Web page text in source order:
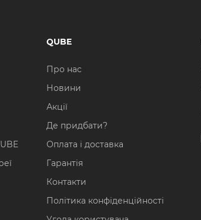
QUBE
Про нас
Новини
Акції
Де придбати?
Оплата і доставка
Гарантія
Контакти
Політика конфіденційності